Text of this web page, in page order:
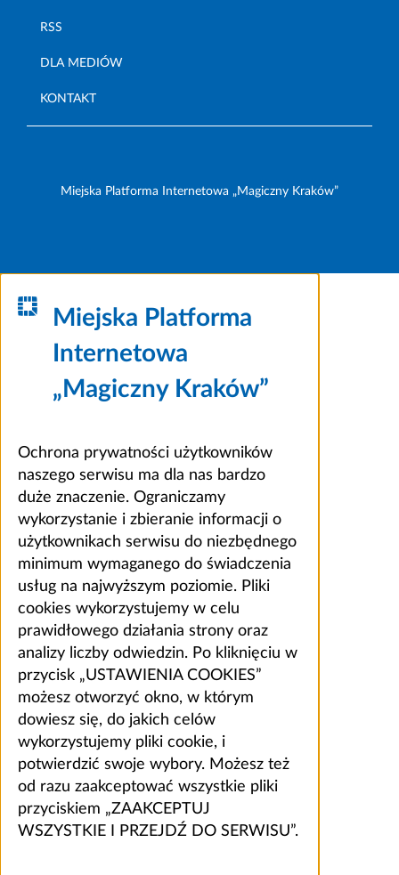
RSS
DLA MEDIÓW
KONTAKT
Miejska Platforma Internetowa „Magiczny Kraków”
Miejska Platforma
Internetowa
„Magiczny Kraków”
Ochrona prywatności użytkowników
naszego serwisu ma dla nas bardzo
duże znaczenie. Ograniczamy
wykorzystanie i zbieranie informacji o
użytkownikach serwisu do niezbędnego
minimum wymaganego do świadczenia
usług na najwyższym poziomie. Pliki
cookies wykorzystujemy w celu
prawidłowego działania strony oraz
analizy liczby odwiedzin. Po kliknięciu w
przycisk „USTAWIENIA COOKIES”
możesz otworzyć okno, w którym
dowiesz się, do jakich celów
wykorzystujemy pliki cookie, i
potwierdzić swoje wybory. Możesz też
od razu zaakceptować wszystkie pliki
przyciskiem „ZAAKCEPTUJ
WSZYSTKIE I PRZEJDŹ DO SERWISU”.